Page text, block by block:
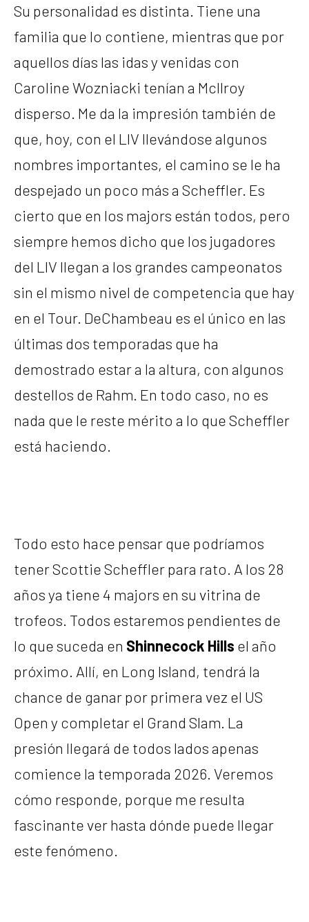
Su personalidad es distinta. Tiene una
familia que lo contiene, mientras que por
aquellos días las idas y venidas con
Caroline Wozniacki tenían a McIlroy
disperso. Me da la impresión también de
que, hoy, con el LIV llevándose algunos
nombres importantes, el camino se le ha
despejado un poco más a Scheffler. Es
cierto que en los majors están todos, pero
siempre hemos dicho que los jugadores
del LIV llegan a los grandes campeonatos
sin el mismo nivel de competencia que hay
en el Tour. DeChambeau es el único en las
últimas dos temporadas que ha
demostrado estar a la altura, con algunos
destellos de Rahm. En todo caso, no es
nada que le reste mérito a lo que Scheffler
está haciendo.
Todo esto hace pensar que podríamos
tener Scottie Scheffler para rato. A los 28
años ya tiene 4 majors en su vitrina de
trofeos. Todos estaremos pendientes de
lo que suceda en Shinnecock Hills el año
próximo. Allí, en Long Island, tendrá la
chance de ganar por primera vez el US
Open y completar el Grand Slam. La
presión llegará de todos lados apenas
comience la temporada 2026. Veremos
cómo responde, porque me resulta
fascinante ver hasta dónde puede llegar
este fenómeno.